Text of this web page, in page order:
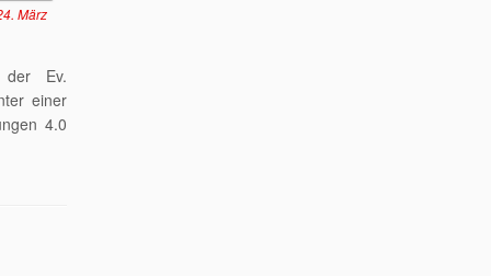
März
der Ev.
einer
4.0